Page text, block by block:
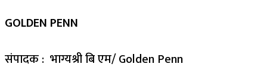
GOLDEN PENN
संपादक : भाग्यश्री बि एम/ Golden Penn